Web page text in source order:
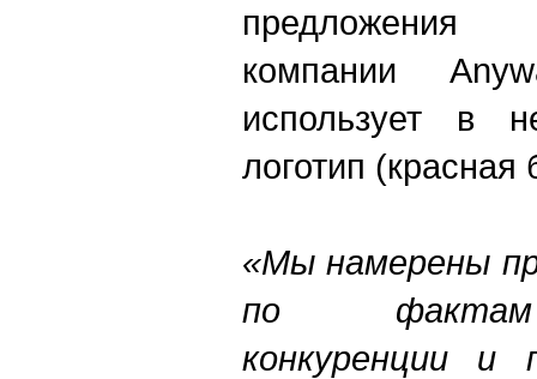
предложения
компании
использует в
логотип (красная
«Мы намерены
по фактам
конкуренции и